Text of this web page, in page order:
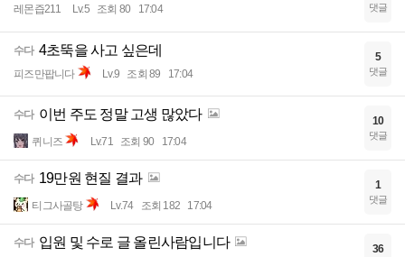
레몬즙211 Lv.5 조회 80 17:04 댓글
수다 4초뚝을 사고 싶은데
피즈만팝니다 Lv.9 조회 89 17:04
5
댓글
수다 이번 주도 정말 고생 많았다
퀴니즈 Lv.71 조회 90 17:04
10
댓글
수다 19만원 현질 결과
티그사골탕 Lv.74 조회 182 17:04
1
댓글
수다 입원 및 수로 글 올린사람입니다 36